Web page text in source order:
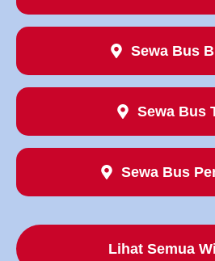
Sewa Bus
Sewa Bus
Sewa Bus
Lihat Semua